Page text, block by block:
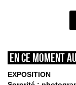
En ce moment
EXPOSITION